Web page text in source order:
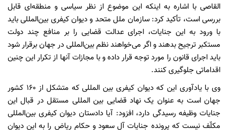
القاصی با اشاره به اینکه این موضوع از نظر سیاسی و منطقه‌ای قابل
بررسی است، تأکید کرد: سازمان ملل متحد و دیوان کیفری بین‌المللی باید
با ورود به این جنایات، اجرای عدالت قضایی را بر منافع چند دولت
مستکبر ترجیح بدهند و اگر می‌خواهند نظم بین‌المللی در جهان برقرار شود
باید اجرای قانون را مورد توجه قرار داده و با مجازات آنها از تکرار این چنین
اقداماتی جلوگیری کنند.
وی با یادآوری این که دیوان کیفری بین المللی که متشکل از 160 کشور
جهان است به عنوان یک نهاد قضایی بین المللی مستقل در قبال این
جنایات وظیفه رسیدگی دارد، افزود: آیا دادستان دیوان کیفری بین‌المللی
مکلّف نیست که پرونده جنایات آل سعود و حکام ریاض را به این دیوان